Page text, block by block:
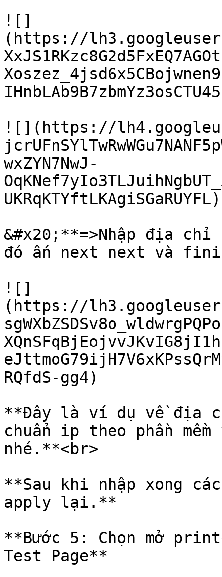
![]
(https://
![](https://
wxZYN7NwJ-
UKRqKTYftLKAgiSGaRUYFL)
&#x20;**=>Nhập địa
đó ấn next next và
![]
(https://
RQfdS-gg4)
**Đây là ví dụ về địa
chuẩn ip theo phần
nhé.**<br>
**Sau khi nhập xong
apply lại.**
**Bước 5: Chọn mở
Test Page**